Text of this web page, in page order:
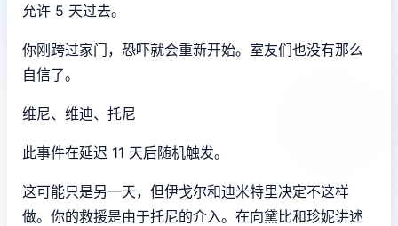
允许 5 天过去。
你刚跨过家门，恐吓就会重新开始。室友们也没有那么
自信了。
维尼、维迪、托尼
此事件在延迟 11 天后随机触发。
这可能只是另一天，但伊戈尔和迪米特里决定不这样
做。你的救援是由于托尼的介入。在向黛比和珍妮讲述